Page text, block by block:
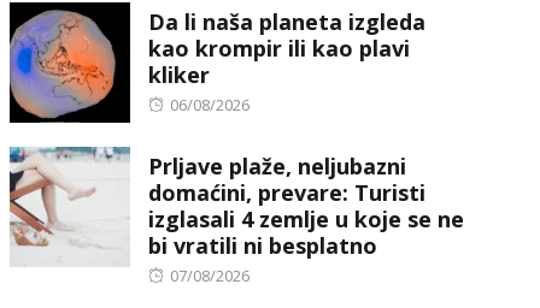
Da li naša planeta izgleda
kao krompir ili kao plavi
kliker
Posted
06/08/2026
Prljave plaže, neljubazni
domaćini, prevare: Turisti
izglasali 4 zemlje u koje se ne
bi vratili ni besplatno
Posted
07/08/2026